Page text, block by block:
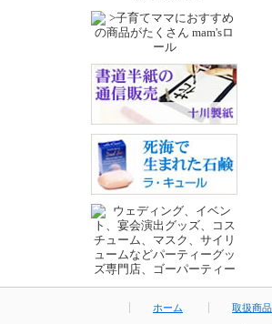
ホーム 取扱商